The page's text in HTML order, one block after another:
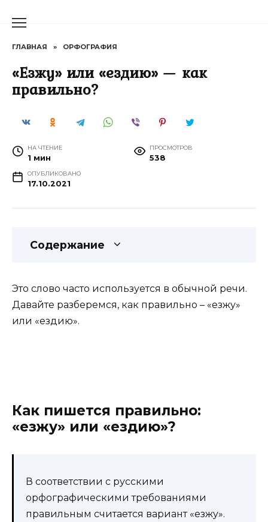
ГЛАВНАЯ » ОРФОГРАФИЯ
«Езжу» или «ездию» — как
правильно?
НА ЧТЕНИЕ
1 мин
ПРОСМОТРОВ
538
ОПУБЛИКОВАНО
17.10.2021
Содержание
Это слово часто используется в обычной речи.
Давайте разберемся, как правильно – «езжу»
или «ездию».
Как пишется правильно:
«езжу» или «ездию»?
В соответствии с русскими
орфографическими требованиями
правильным считается вариант «езжу».